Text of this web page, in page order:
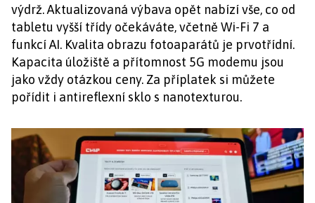
výdrž. Aktualizovaná výbava opět nabízí vše, co od
tabletu vyšší třídy očekáváte, včetně Wi-Fi 7 a
funkcí AI. Kvalita obrazu fotoaparátů je prvotřídní.
Kapacita úložiště a přítomnost 5G modemu jsou
jako vždy otázkou ceny. Za příplatek si můžete
pořídit i antireflexní sklo s nanotexturou.